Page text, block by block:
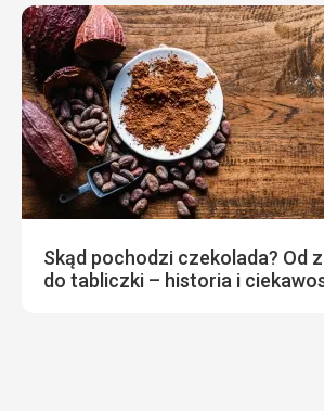
Skąd pochodzi czekolada? Od
do tabliczki – historia i